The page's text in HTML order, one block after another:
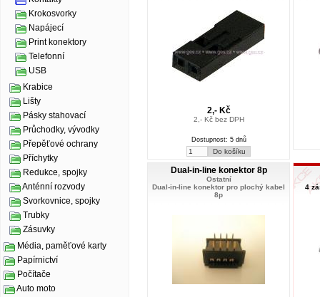
Krokosvorky
Napájecí
Print konektory
Telefonní
USB
Krabice
Lišty
Pásky stahovací
Průchodky, vývodky
Přepěťové ochrany
Příchytky
Redukce, spojky
Anténní rozvody
Svorkovnice, spojky
Trubky
Zásuvky
Média, paměťové karty
Papírnictví
Počítače
Auto moto
2,- Kč
2,- Kč bez DPH
Dostupnost: 5 dnů
Dual-in-line konektor 8p
Ostatní
Dual-in-line konektor pro plochý kabel
8p
4